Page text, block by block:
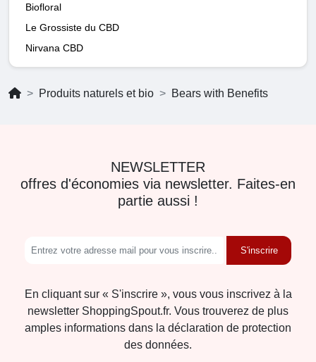
Biofloral
Le Grossiste du CBD
Nirvana CBD
Produits naturels et bio Bears with Benefits
NEWSLETTER
offres d'économies via newsletter. Faites-en
partie aussi !
S'inscrire
En cliquant sur « S'inscrire », vous vous inscrivez à la
newsletter ShoppingSpout.fr. Vous trouverez de plus
amples informations dans la déclaration de protection
des données.